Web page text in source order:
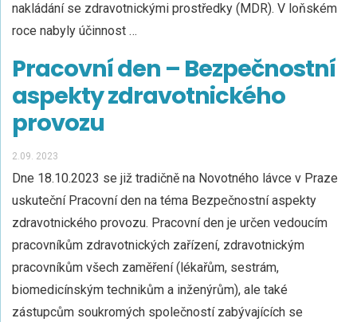
nakládání se zdravotnickými prostředky (MDR). V loňském
roce nabyly účinnost …
Pracovní den – Bezpečnostní
aspekty zdravotnického
provozu
2.09. 2023
Dne 18.10.2023 se již tradičně na Novotného lávce v Praze
uskuteční Pracovní den na téma Bezpečnostní aspekty
zdravotnického provozu. Pracovní den je určen vedoucím
pracovníkům zdravotnických zařízení, zdravotnickým
pracovníkům všech zaměření (lékařům, sestrám,
biomedicínským technikům a inženýrům), ale také
zástupcům soukromých společností zabývajících se